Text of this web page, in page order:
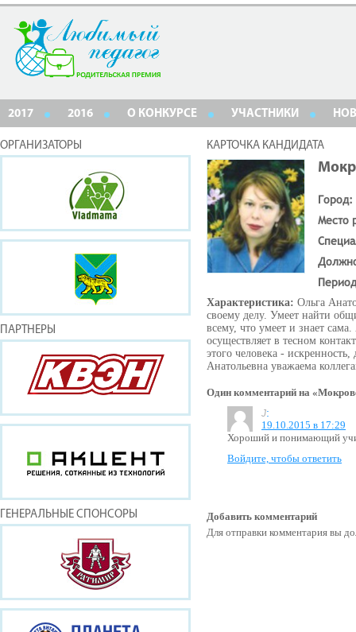
2017 2016 О КОНКУРСЕ УЧАСТНИКИ
ОРГАНИЗАТОРЫ
ПАРТНЕРЫ
ГЕНЕРАЛЬНЫЕ СПОНСОРЫ
КАРТОЧКА КАНДИДАТА
Город:
Место
Характеристика: Ольга
своему делу. Умеет найти
всему, что умеет и знает
осуществляет в тесном
этого человека -
Анатольевна уважаема
Один комментарий на
J:
19.10.2015 в 17:29
Хороший и понимающий
Войдите, чтобы ответить
Добавить комментарий
Для отправки комментария вы